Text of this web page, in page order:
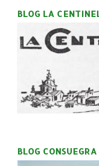
BLOG LA
BLOG